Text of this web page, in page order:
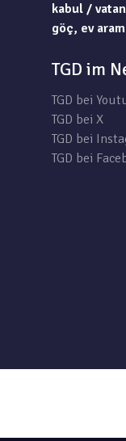
kabul /
göç, ev
TGD im
TGD bei
TGD bei X
TGD bei
TGD bei